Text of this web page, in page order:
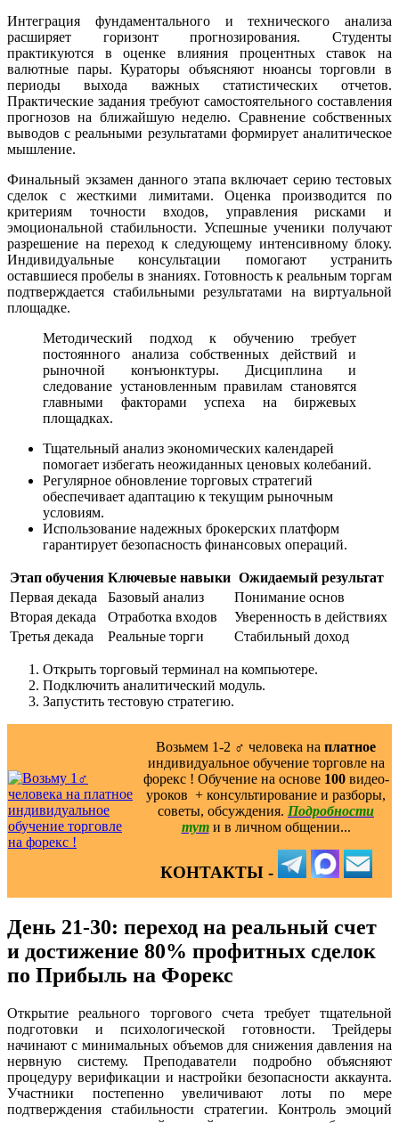
Интеграция фундаментального и технического анализа
расширяет горизонт прогнозирования. Студенты
практикуются в оценке влияния процентных ставок на
валютные пары. Кураторы объясняют нюансы торговли в
периоды выхода важных статистических отчетов.
Практические задания требуют самостоятельного составления
прогнозов на ближайшую неделю. Сравнение собственных
выводов с реальными результатами формирует аналитическое
мышление.
Финальный экзамен данного этапа включает серию тестовых
сделок с жесткими лимитами. Оценка производится по
критериям точности входов, управления рисками и
эмоциональной стабильности. Успешные ученики получают
разрешение на переход к следующему интенсивному блоку.
Индивидуальные консультации помогают устранить
оставшиеся пробелы в знаниях. Готовность к реальным торгам
подтверждается стабильными результатами на виртуальной
площадке.
Методический подход к обучению требует
постоянного анализа собственных действий и
рыночной конъюнктуры. Дисциплина и
следование установленным правилам становятся
главными факторами успеха на биржевых
площадках.
Тщательный анализ экономических календарей
помогает избегать неожиданных ценовых колебаний.
Регулярное обновление торговых стратегий
обеспечивает адаптацию к текущим рыночным
условиям.
Использование надежных брокерских платформ
гарантирует безопасность финансовых операций.
Этап обучения Ключевые навыки Ожидаемый результат
Первая декада
Базовый анализ
Понимание основ
Вторая декада
Отработка входов
Уверенность в действиях
Третья декада
Реальные торги Стабильный доход
Открыть торговый терминал на компьютере.
Подключить аналитический модуль.
Запустить тестовую стратегию.
Возьмем 1-2 ‍♂️ человека на платное
индивидуальное обучение торговле на
форекс ! Обучение на основе 100видео-
уроков ️ + консультирование и разборы,
советы, обсуждения. Подробности
тут и в личном общении...
КОНТАКТЫ -
День 21-30: переход на реальный счет
и достижение 80% профитных сделок
по Прибыль на Форекс
Открытие реального торгового счета требует тщательной
подготовки и психологической готовности. Трейдеры
начинают с минимальных объемов для снижения давления на
нервную систему. Преподаватели подробно объясняют
процедуру верификации и настройки безопасности аккаунта.
Участники постепенно увеличивают лоты по мере
подтверждения стабильности стратегии. Контроль эмоций